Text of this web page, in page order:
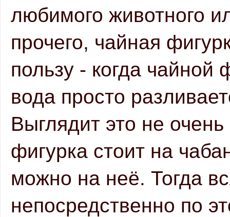
любимого животного
прочего, чайная
пользу - когда чайной
вода просто
Выглядит это не
фигурка стоит на
можно на неё. Тогда
непосредственно по